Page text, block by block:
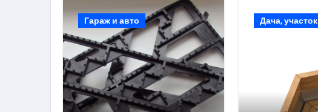
Гараж и авто Дача, участок